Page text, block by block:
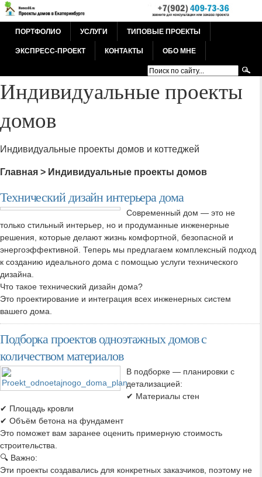
ПОРТФОЛИО УСЛУГИ ТИПОВЫЕ ПРОЕКТЫ
ЭКСПРЕСС-ПРОЕКТ КОНТАКТЫ ОБО МНЕ
Индивидуальные проекты
домов
Индивидуальные проекты домов и коттеджей
Главная > Индивидуальные проекты домов
Технический дизайн интерьера дома
Современный дом — это не
только стильный интерьер, но и продуманные инженерные
решения, которые делают жизнь комфортной, безопасной и
энергоэффективной. Теперь мы предлагаем комплексный подход
к созданию идеального дома с помощью услуги технического
дизайна.
Что такое технический дизайн дома?
Это проектирование и интеграция всех инженерных систем
вашего дома.
Подборка проектов одноэтажных домов с
количеством материалов
В подборке — планировки с
детализацией:
✔ Материалы стен
✔ Площадь кровли
✔ Объём бетона на фундамент
Это поможет вам заранее оценить примерную стоимость
строительства.
🔍 Важно:
Эти проекты создавались для конкретных заказчиков, поэтому не